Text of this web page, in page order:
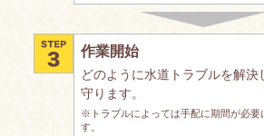
作業開始
どのように水道トラブルを解決
守ります。
※トラブルによっては手配に期間が必要
す。